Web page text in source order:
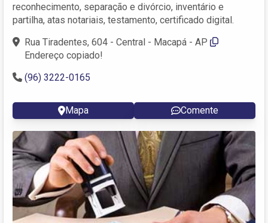
reconhecimento, separação e divórcio, inventário e
partilha, atas notariais, testamento, certificado digital.
Rua Tiradentes, 604 - Central - Macapá - AP
Endereço copiado!
(96) 3222-0165
Mapa Comente